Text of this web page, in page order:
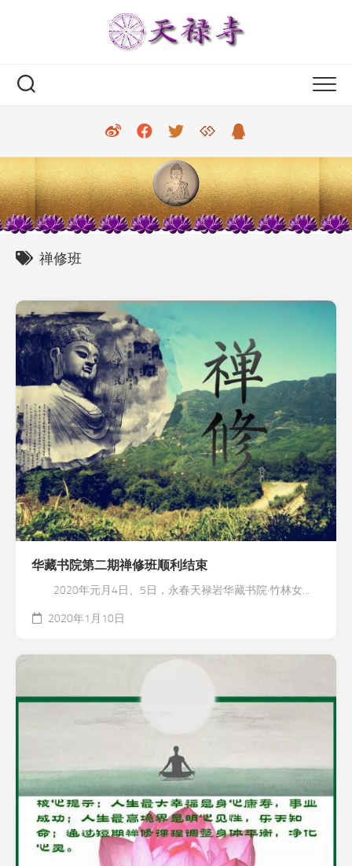
禅修班
华藏书院第二期禅修班顺利结束
2020年元月4日、5日，永春天禄岩华藏书院·竹林女...
2020年1月10日